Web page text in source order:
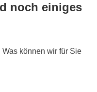
noch einiges
können wir für Sie